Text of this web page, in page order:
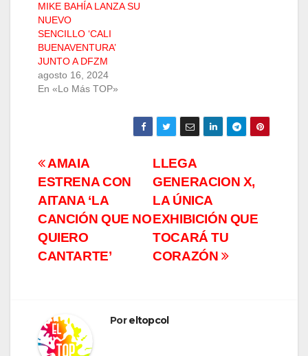
MIKE BAHÍA LANZA SU
NUEVO
SENCILLO ‘CALI
BUENAVENTURA’
JUNTO A DFZM
agosto 16, 2024
En «Lo Más TOP»
Navegación
de
entradas
LLEGA
GENERACION X,
LA ÚNICA
EXHIBICIÓN QUE
TOCARÁ TU
CORAZÓN
AMAIA
ESTRENA CON
AITANA ‘LA
CANCIÓN QUE NO
QUIERO
CANTARTE’
Poreltopcol